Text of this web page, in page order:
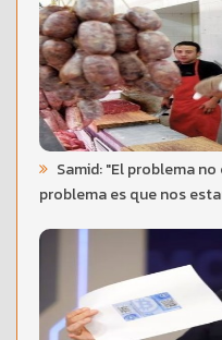
Samid: "El problema
problema es que nos